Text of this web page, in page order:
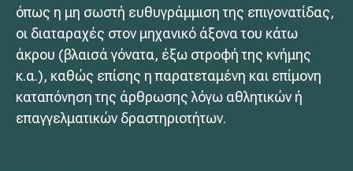
όπως η μη σωστή ευθυγράμμιση της επιγονατίδας,
οι διαταραχές στον μηχανικό άξονα του κάτω
άκρου (βλαισά γόνατα, έξω στροφή της κνήμης
κ.α.), καθώς επίσης η παρατεταμένη και επίμονη
καταπόνηση της άρθρωσης λόγω αθλητικών ή
επαγγελματικών δραστηριοτήτων.